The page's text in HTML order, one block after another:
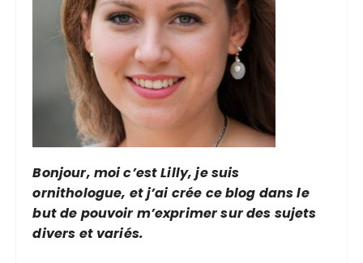
Bonjour, moi c’est Lilly, je suis
ornithologue, et j’ai crée ce blog dans le
but de pouvoir m’exprimer sur des sujets
divers et variés.